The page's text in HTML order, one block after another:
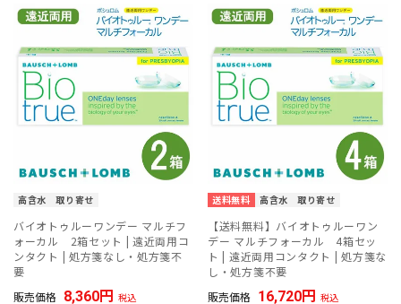
高含水 取り寄せ
バイオトゥルーワンデー マルチフ
ォーカル 2箱セット | 遠近両用コ
ンタクト | 処方箋なし・処方箋不
要
販売価格 8,360 税込
送料無料 高含水 取り寄せ
【送料無料】バイオトゥルーワン
デー マルチフォーカル 4箱セッ
ト | 遠近両用コンタクト | 処方箋な
し・処方箋不要
販売価格 16,720 税込